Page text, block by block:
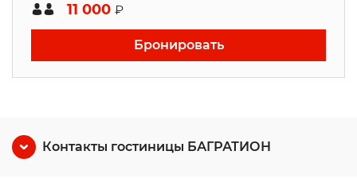
11 000 ₽
Бронировать
Контакты гостиницы БАГРАТИОН